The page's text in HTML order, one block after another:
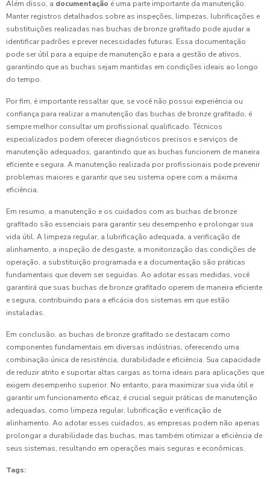
Além disso, a documentação é uma parte importante da manutenção.
Manter registros detalhados sobre as inspeções, limpezas, lubrificações e
substituições realizadas nas buchas de bronze grafitado pode ajudar a
identificar padrões e prever necessidades futuras. Essa documentação
pode ser útil para a equipe de manutenção e para a gestão de ativos,
garantindo que as buchas sejam mantidas em condições ideais ao longo
do tempo.
Por fim, é importante ressaltar que, se você não possui experiência ou
confiança para realizar a manutenção das buchas de bronze grafitado, é
sempre melhor consultar um profissional qualificado. Técnicos
especializados podem oferecer diagnósticos precisos e serviços de
manutenção adequados, garantindo que as buchas funcionem de maneira
eficiente e segura. A manutenção realizada por profissionais pode prevenir
problemas maiores e garantir que seu sistema opere com a máxima
eficiência.
Em resumo, a manutenção e os cuidados com as buchas de bronze
grafitado são essenciais para garantir seu desempenho e prolongar sua
vida útil. A limpeza regular, a lubrificação adequada, a verificação de
alinhamento, a inspeção de desgaste, a monitorização das condições de
operação, a substituição programada e a documentação são práticas
fundamentais que devem ser seguidas. Ao adotar essas medidas, você
garantirá que suas buchas de bronze grafitado operem de maneira eficiente
e segura, contribuindo para a eficácia dos sistemas em que estão
instaladas.
Em conclusão, as buchas de bronze grafitado se destacam como
componentes fundamentais em diversas indústrias, oferecendo uma
combinação única de resistência, durabilidade e eficiência. Sua capacidade
de reduzir atrito e suportar altas cargas as torna ideais para aplicações que
exigem desempenho superior. No entanto, para maximizar sua vida útil e
garantir um funcionamento eficaz, é crucial seguir práticas de manutenção
adequadas, como limpeza regular, lubrificação e verificação de
alinhamento. Ao adotar esses cuidados, as empresas podem não apenas
prolongar a durabilidade das buchas, mas também otimizar a eficiência de
seus sistemas, resultando em operações mais seguras e econômicas.
Tags: